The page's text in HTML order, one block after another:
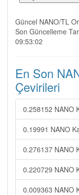
Güncel NANO/TL
Son Güncelleme
09:53:02
En Son
Çevirileri
0.258152 NANO
0.19991 NANO
0.276137 NANO
0.220729 NANO
0.009363 NANO